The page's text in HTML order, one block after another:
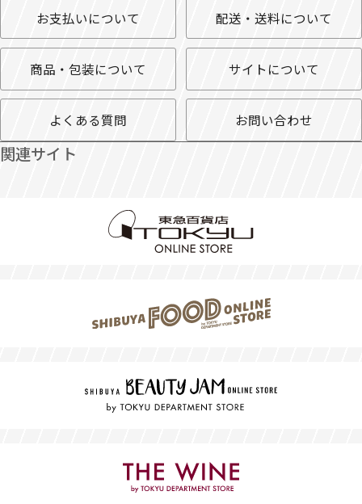
お支払いについて 配送・送料について
商品・包装について サイトについて
よくある質問 お問い合わせ
関連サイト